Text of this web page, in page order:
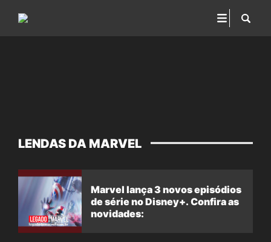
LENDAS DA MARVEL
Marvel lança 3 novos episódios
de série no Disney+. Confira as
novidades: